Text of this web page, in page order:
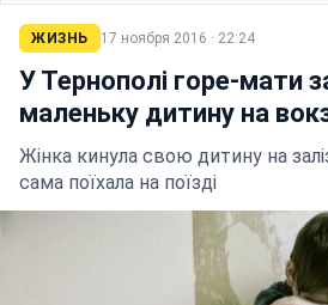
ЖИЗНЬ 17 ноября 2016 · 22:24
У Тернополі горе-мати
маленьку дитину на
Жінка кинула свою дитину на
сама поїхала на поїзді